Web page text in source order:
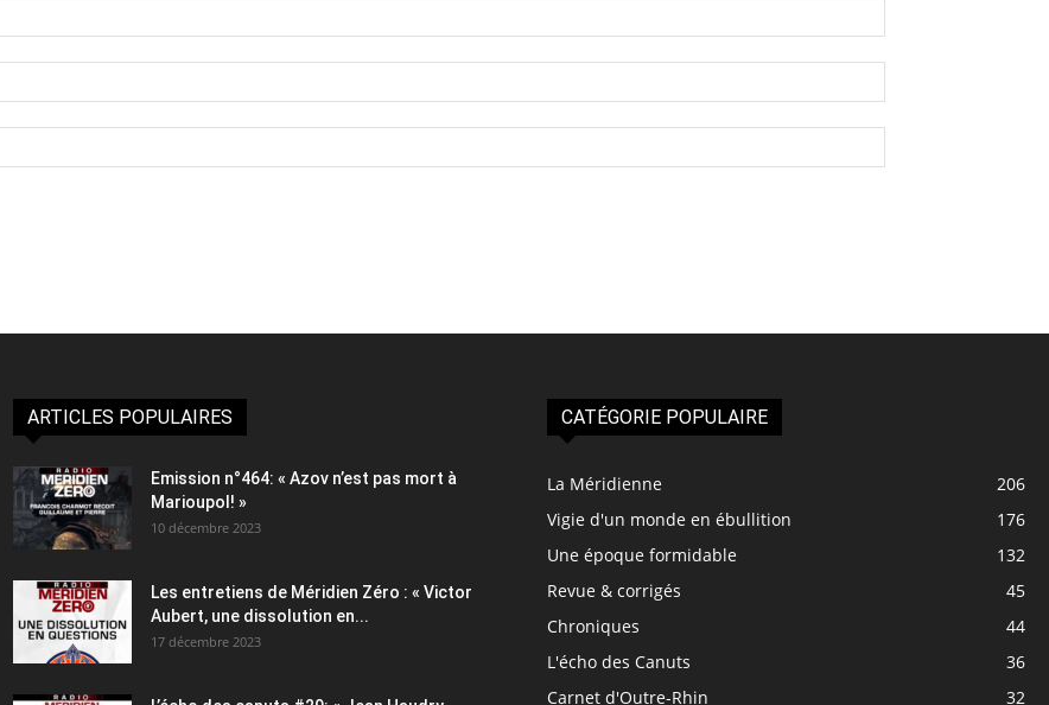
ARTICLES POPULAIRES
Emission n°464: « Azov n’est pas mort à
Marioupol! »
10 décembre 2023
Les entretiens de Méridien Zéro : « Victor
Aubert, une dissolution en...
17 décembre 2023
CATÉGORIE POPULAIRE
La Méridienne
206
Vigie d'un monde en ébullition
176
Une époque formidable
132
Revue & corrigés
45
Chroniques
44
L'écho des Canuts
36
Carnet d'Outre-Rhin
32